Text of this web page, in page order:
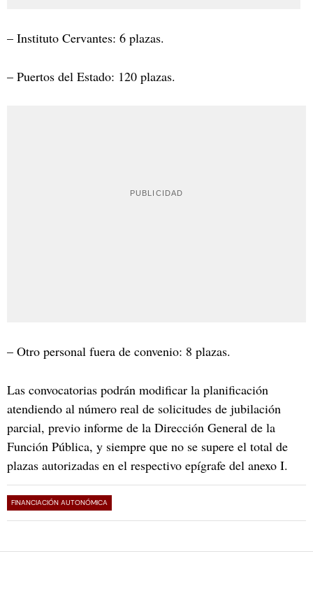
– Instituto Cervantes: 6 plazas.
– Puertos del Estado: 120 plazas.
– Otro personal fuera de convenio: 8 plazas.
Las convocatorias podrán modificar la planificación
atendiendo al número real de solicitudes de jubilación
parcial, previo informe de la Dirección General de la
Función Pública, y siempre que no se supere el total de
plazas autorizadas en el respectivo epígrafe del anexo I.
FINANCIACIÓN AUTONÓMICA